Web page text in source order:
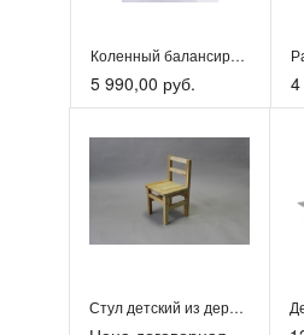
Коленный балансирующий стул
5 990,00 руб.
Стул детский из дерева